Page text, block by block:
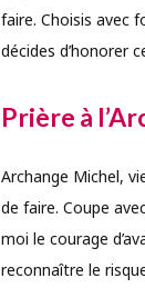
faire. Choisis avec
décides d’honorer
Prière à
Archange Michel,
de faire. Coupe
moi le courage
reconnaître le